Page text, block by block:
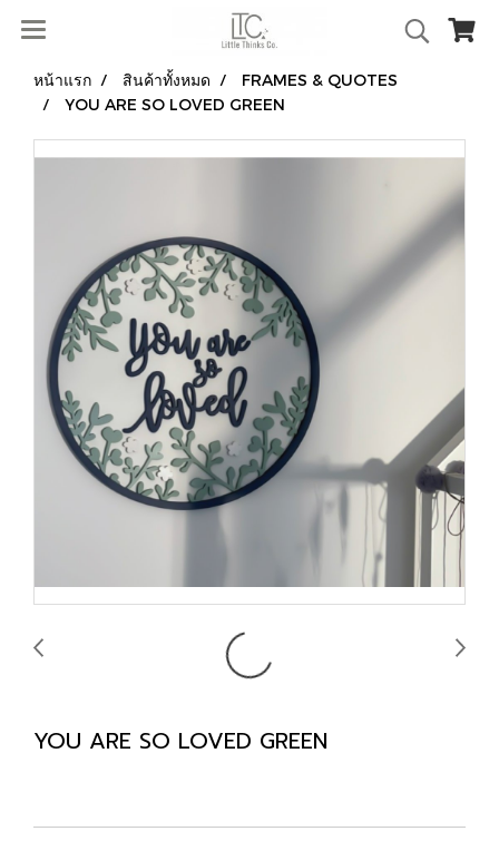
หน้าแรก สินค้าทั้งหมด
FRAMES & QUOTES
YOU ARE SO LOVED GREEN
YOU ARE SO LOVED GREEN